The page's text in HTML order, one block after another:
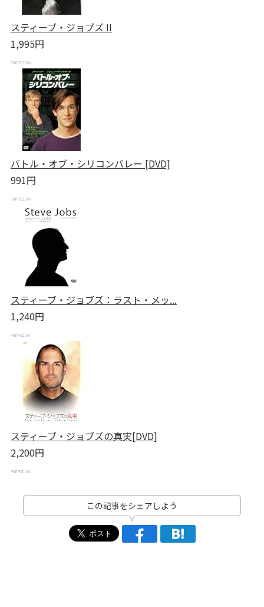
スティーブ・ジョブズ II
1,995円
バトル・オブ・シリコンバレー [DVD]
991円
スティーブ・ジョブズ：ラスト・メッ...
1,240円
スティーブ・ジョブズの真実[DVD]
2,200円
この記事をシェアしよう